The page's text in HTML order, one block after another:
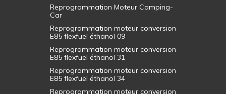
Reprogrammation Moteur Camping-
Car
Reprogrammation moteur conversion
E85 flexfuel éthanol 09
Reprogrammation moteur conversion
E85 flexfuel éthanol 31
Reprogrammation moteur conversion
E85 flexfuel éthanol 34
Reprogrammation moteur conversion